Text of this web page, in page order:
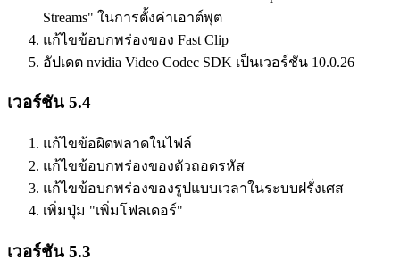
Streams" ในการตั้งค่าเอาต์พุต
แก้ไขข้อบกพร่องของ Fast Clip
อัปเดต nvidia Video Codec SDK เป็นเวอร์ชัน 10.0.26
เวอร์ชัน 5.4
แก้ไขข้อผิดพลาดในไฟล์
แก้ไขข้อบกพร่องของตัวถอดรหัส
แก้ไขข้อบกพร่องของรูปแบบเวลาในระบบฝรั่งเศส
เพิ่มปุ่ม "เพิ่มโฟลเดอร์"
เวอร์ชัน 5.3